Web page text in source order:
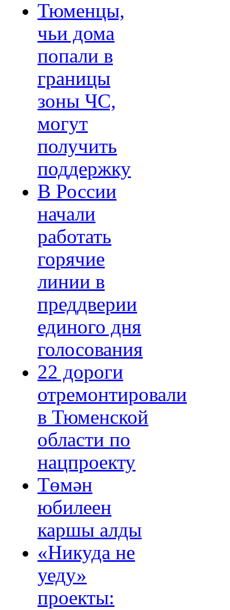
Тюменцы,
чьи дома
попали в
границы
зоны ЧС,
могут
получить
поддержку
В России
начали
работать
горячие
линии в
преддверии
единого дня
голосования
22 дороги
отремонтировали
в Тюменской
области по
нацпроекту
Төмән
юбилеен
каршы алды
«Никуда не
уеду»
проекты: